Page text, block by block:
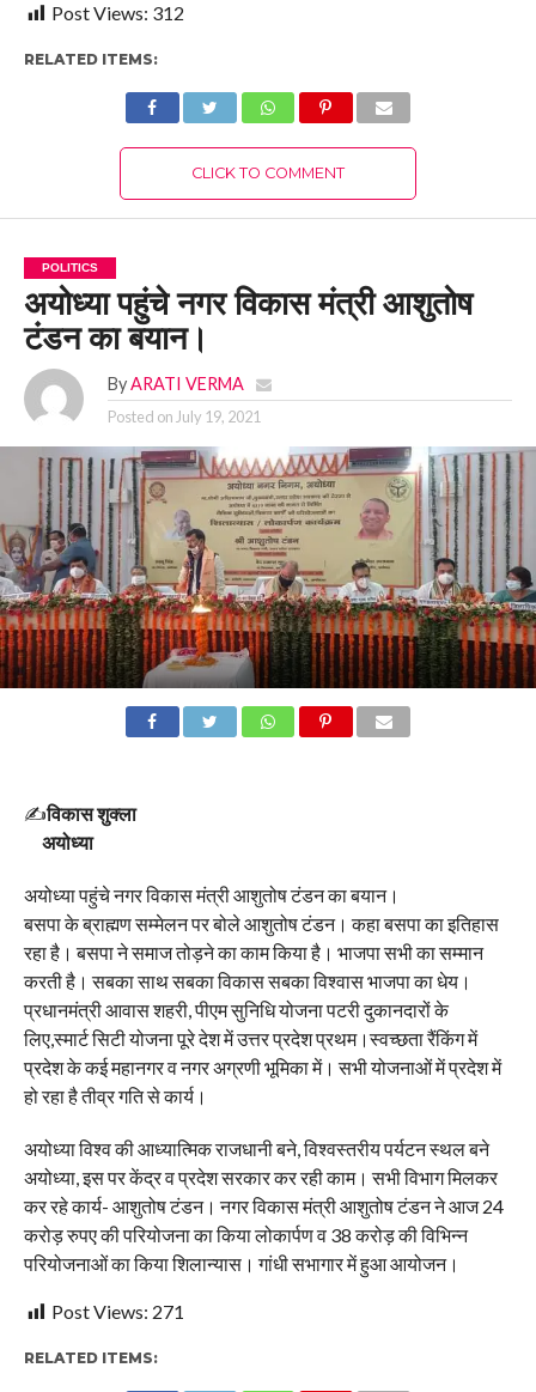
Post Views: 312
RELATED ITEMS:
CLICK TO COMMENT
POLITICS
अयोध्या पहुंचे नगर विकास मंत्री आशुतोष
टंडन का बयान।
By ARATI VERMA
Posted on July 19, 2021
✍️विकास शुक्ला
अयोध्या
अयोध्या पहुंचे नगर विकास मंत्री आशुतोष टंडन का बयान।
बसपा के ब्राह्मण सम्मेलन पर बोले आशुतोष टंडन। कहा बसपा का इतिहास
रहा है। बसपा ने समाज तोड़ने का काम किया है। भाजपा सभी का सम्मान
करती है। सबका साथ सबका विकास सबका विश्वास भाजपा का धेय।
प्रधानमंत्री आवास शहरी, पीएम सुनिधि योजना पटरी दुकानदारों के
लिए,स्मार्ट सिटी योजना पूरे देश में उत्तर प्रदेश प्रथम।स्वच्छता रैंकिंग में
प्रदेश के कई महानगर व नगर अग्रणी भूमिका में। सभी योजनाओं में प्रदेश में
हो रहा है तीव्र गति से कार्य।
अयोध्या विश्व की आध्यात्मिक राजधानी बने, विश्वस्तरीय पर्यटन स्थल बने
अयोध्या, इस पर केंद्र व प्रदेश सरकार कर रही काम। सभी विभाग मिलकर
कर रहे कार्य- आशुतोष टंडन। नगर विकास मंत्री आशुतोष टंडन ने आज 24
करोड़ रुपए की परियोजना का किया लोकार्पण व 38 करोड़ की विभिन्न
परियोजनाओं का किया शिलान्यास। गांधी सभागार में हुआ आयोजन।
Post Views: 271
RELATED ITEMS: